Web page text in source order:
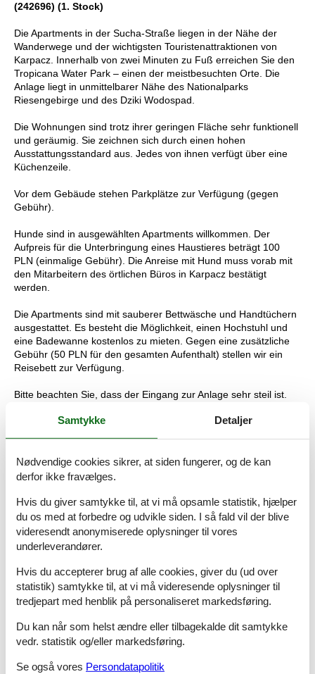
(242696) (1. Stock)
Die Apartments in der Sucha-Straße liegen in der Nähe der
Wanderwege und der wichtigsten Touristenattraktionen von
Karpacz. Innerhalb von zwei Minuten zu Fuß erreichen Sie den
Tropicana Water Park – einen der meistbesuchten Orte. Die
Anlage liegt in unmittelbarer Nähe des Nationalparks
Riesengebirge und des Dziki Wodospad.
Die Wohnungen sind trotz ihrer geringen Fläche sehr funktionell
und geräumig. Sie zeichnen sich durch einen hohen
Ausstattungsstandard aus. Jedes von ihnen verfügt über eine
Küchenzeile.
Vor dem Gebäude stehen Parkplätze zur Verfügung (gegen
Gebühr).
Hunde sind in ausgewählten Apartments willkommen. Der
Aufpreis für die Unterbringung eines Haustieres beträgt 100
PLN (einmalige Gebühr). Die Anreise mit Hund muss vorab mit
den Mitarbeitern des örtlichen Büros in Karpacz bestätigt
werden.
Die Apartments sind mit sauberer Bettwäsche und Handtüchern
ausgestattet. Es besteht die Möglichkeit, einen Hochstuhl und
eine Badewanne kostenlos zu mieten. Gegen eine zusätzliche
Gebühr (50 PLN für den gesamten Aufenthalt) stellen wir ein
Reisebett zur Verfügung.
Bitte beachten Sie, dass der Eingang zur Anlage sehr steil ist.
Aufmerksamkeit! Bitte passen Sie Ihre Autos in der Wintersaison
Restaurant: 500 m
Piste/Skilift: 1 km
Geschäft: 500 m
Wang-Tempel: 900 m
Dziki Wodospad: 900 m
Miniaturpark: 9,8 km
Liebesmühle: 1,4 km
Samtykke Detaljer
Nødvendige cookies sikrer, at siden fungerer, og de kan
derfor ikke fravælges.
Hvis du giver samtykke til, at vi må opsamle statistik, hjælper
du os med at forbedre og udvikle siden. I så fald vil der blive
videresendt anonymiserede oplysninger til vores
underleverandører.
Hvis du accepterer brug af alle cookies, giver du (ud over
statistik) samtykke til, at vi må videresende oplysninger til
tredjepart med henblik på personaliseret markedsføring.
Du kan når som helst ændre eller tilbagekalde dit samtykke
vedr. statistik og/eller markedsføring.
Se også vores Persondatapolitik